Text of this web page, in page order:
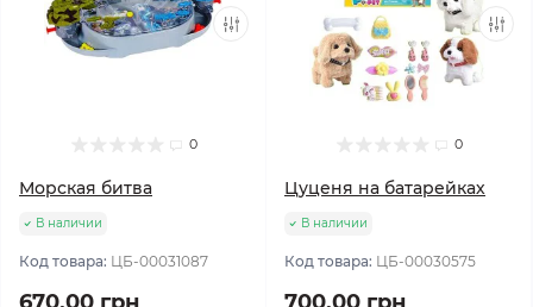
0
Морская битва
В наличии
Код товара: ЦБ-00031087
0
Цуценя на батарейках
В наличии
Код товара: ЦБ-00030575